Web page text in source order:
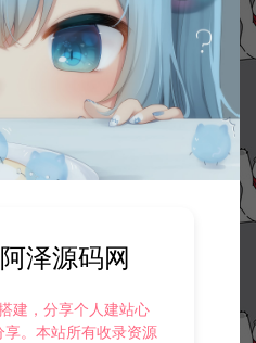
泽源码网
建，分享个人建站心
。本站所有收录资源